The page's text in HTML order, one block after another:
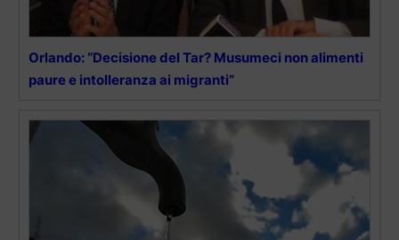
Orlando: “Decisione del Tar? Musumeci non alimenti
paure e intolleranza ai migranti”